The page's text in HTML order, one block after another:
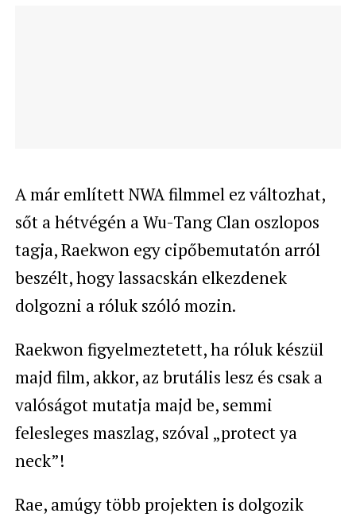
A már említett NWA filmmel ez változhat,
sőt a hétvégén a Wu-Tang Clan oszlopos
tagja, Raekwon egy cipőbemutatón arról
beszélt, hogy lassacskán elkezdenek
dolgozni a róluk szóló mozin.
Raekwon figyelmeztetett, ha róluk készül
majd film, akkor, az brutális lesz és csak a
valóságot mutatja majd be, semmi
felesleges maszlag, szóval „protect ya
neck”!
Rae, amúgy több projekten is dolgozik